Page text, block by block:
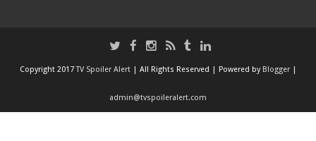
Copyright 2017TV Spoiler Alert | All Rights Reserved | Powered by Blogger
admin@tvspoileralert.com